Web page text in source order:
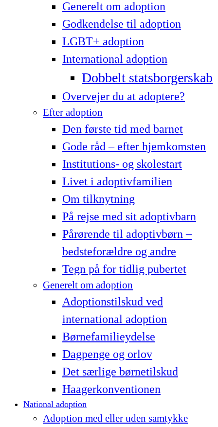
Generelt om adoption
Godkendelse til adoption
LG­BT+ adoption
International adoption
Dobbelt statsborgerskab
Overvejer du at adoptere?
Efter adoption
Den første tid med barnet
Gode råd – efter hjemkomsten
Institutions- og skolestart
Livet i adoptivfamilien
Om tilknytning
På rejse med sit adoptivbarn
Pårørende til adoptivbørn –
bedsteforældre og andre
Tegn på for tidlig pubertet
Generelt om adoption
Adoptionstilskud ved
international adoption
Børnefamilieydelse
Dagpenge og orlov
Det særlige børnetilskud
Haagerkonventionen
National adoption
Adoption med eller uden samtykke